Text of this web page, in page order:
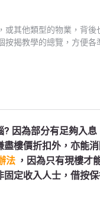
因為部分有足夠入
樓價折扣外，亦能
法 ，因為只有現樓才
固定收入人士，借按